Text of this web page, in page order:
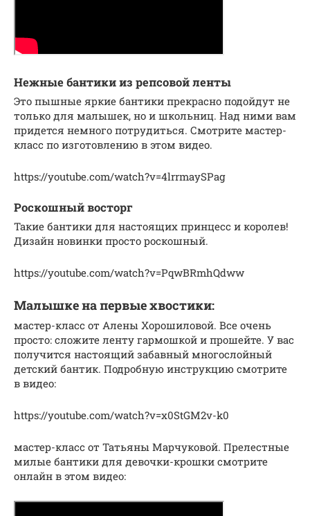
Нежные бантики из репсовой ленты
Это пышные яркие бантики прекрасно подойдут не
только для малышек, но и школьниц. Над ними вам
придется немного потрудиться. Смотрите мастер-
класс по изготовлению в этом видео.
https://youtube.com/watch?v=4lrrmaySPag
Роскошный восторг
Такие бантики для настоящих принцесс и королев!
Дизайн новинки просто роскошный.
https://youtube.com/watch?v=PqwBRmhQdww
Малышке на первые хвостики:
мастер-класс от Алены Хорошиловой. Все очень
просто: сложите ленту гармошкой и прошейте. У вас
получится настоящий забавный многослойный
детский бантик. Подробную инструкцию смотрите
в видео:
https://youtube.com/watch?v=x0StGM2v-k0
мастер-класс от Татьяны Марчуковой. Прелестные
милые бантики для девочки-крошки смотрите
онлайн в этом видео: